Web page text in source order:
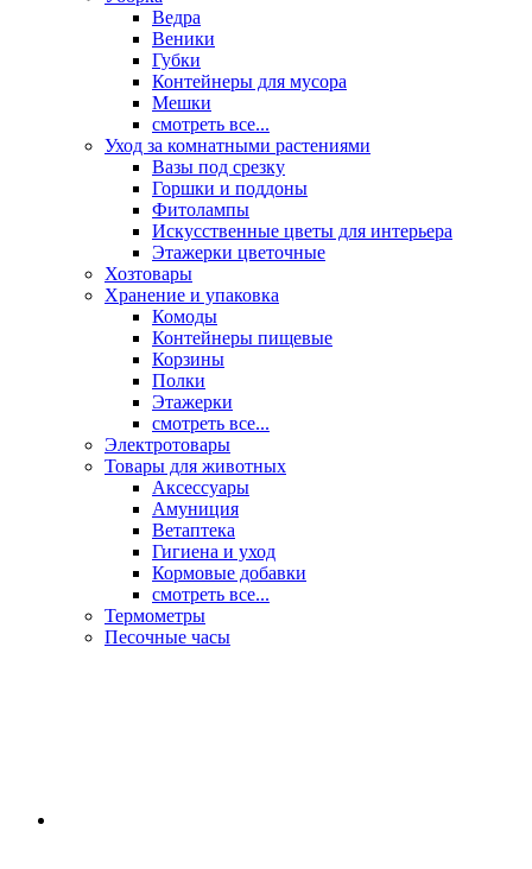
Ведра
Веники
Губки
Контейнеры для мусора
Мешки
смотреть все...
Уход за комнатными растениями
Вазы под срезку
Горшки и поддоны
Фитолампы
Искусственные цветы для интерьера
Этажерки цветочные
Хозтовары
Хранение и упаковка
Комоды
Контейнеры пищевые
Корзины
Полки
Этажерки
смотреть все...
Электротовары
Товары для животных
Аксессуары
Амуниция
Ветаптека
Гигиена и уход
Кормовые добавки
смотреть все...
Термометры
Песочные часы